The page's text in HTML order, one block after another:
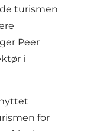
turismen
Peer
i
for